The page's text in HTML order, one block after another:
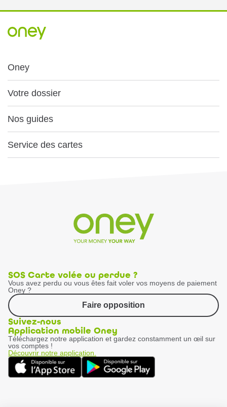
Oney
Votre dossier
Nos guides
Service des cartes
SOS Carte volée ou perdue ?
Vous avez perdu ou vous êtes fait voler vos moyens de paiement
Oney ?
Faire opposition
Suivez-nous
Application mobile Oney
Téléchargez notre application et gardez constamment un œil sur
vos comptes !
Découvrir notre application.